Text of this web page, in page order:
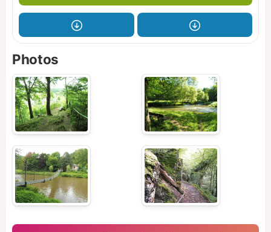
Photos